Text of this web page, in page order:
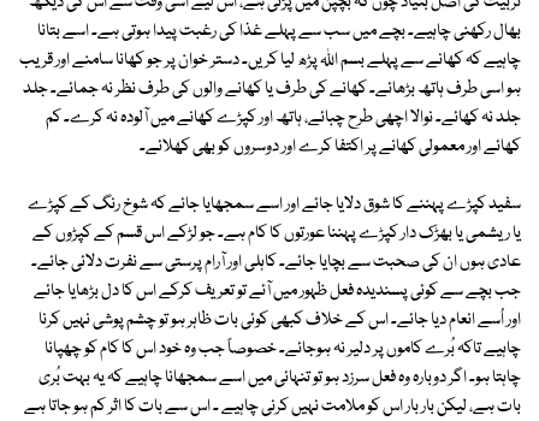
بھال رکھنی چاہیے۔ بچے میں سب سے پہلے غذا کی رغبت پیدا ہوتی ہے۔ اسے بتانا
چاہیے کہ کھانے سے پہلے بسم اللہ پڑھ لیا کریں۔ دستر خوان پر جو کھانا سامنے اور قریب
ہو اسی طرف ہاتھ بڑھائے۔ کھانے کی طرف یا کھانے والوں کی طرف نظر نہ جمائے۔ جلد
جلد نہ کھائے۔ نوالا اچھی طرح چبائے، ہاتھ اور کپڑے کھانے میں آلودہ نہ کرے۔ کم
کھائے اور معمولی کھانے پر اکتفا کرے اور دوسروں کو بھی کھلائے۔
سفید کپڑے پہننے کا شوق دلایا جائے اور اسے سمجھایا جائے کہ شوخ رنگ کے کپڑے
یا ریشمی یا بھڑک دار کپڑے پہننا عورتوں کا کام ہے۔ جو لڑکے اس قسم کے کپڑوں کے
عادی ہوں ان کی صحبت سے بچایا جائے۔ کاہلی اور آرام پرستی سے نفرت دلائی جائے۔
جب بچے سے کوئی پسندیدہ فعل ظہور میں آئے تو تعریف کرکے اس کا دل بڑھایا جائے
اور اُسے انعام دیا جائے۔ اس کے خلاف کبھی کوئی بات ظاہر ہو تو چشم پوشی نہیں کرنا
چاہیے تاکہ بُرے کاموں پر دلیر نہ ہوجائے۔ خصوصاً جب وہ خود اس کا کام کو چھپانا
چاہتا ہو۔ اگر دوبارہ وہ فعل سرزد ہو تو تنہائی میں اسے سمجھانا چاہیے کہ یہ بہت بُری
بات ہے، لیکن بار بار اس کو ملامت نہیں کرنی چاہیے ۔ اس سے بات کا اثر کم ہو جاتا ہے